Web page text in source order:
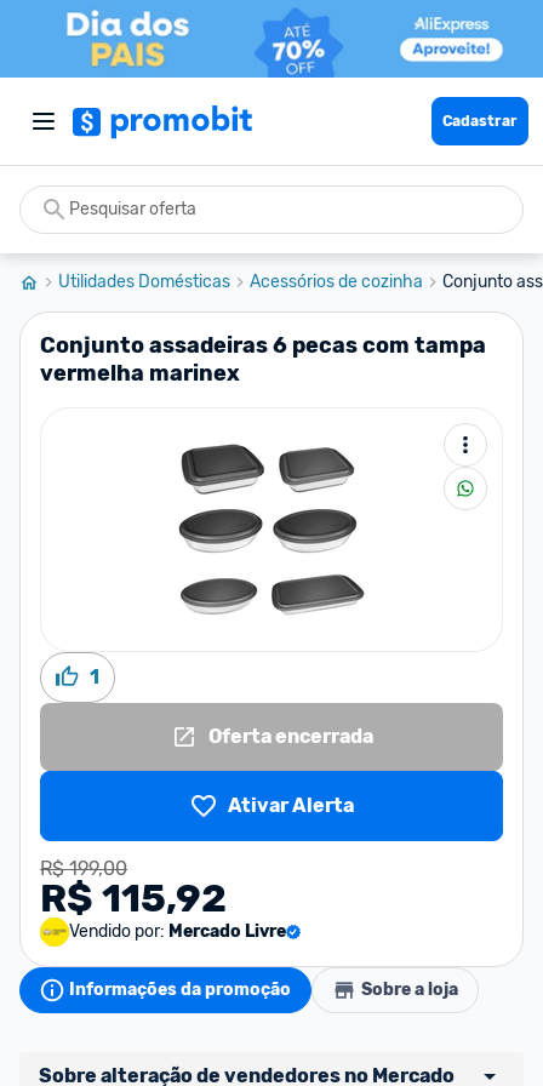
Cadastrar
Utilidades Domésticas Acessórios de cozinha Conjunto
Conjunto assadeiras 6 pecas com tampa
vermelha marinex
1
Oferta encerrada
Ativar Alerta
R$ 199,00
R$ 115,92
Vendido por: Mercado Livre
Informações da promoção Sobre a loja
Sobre alteração de vendedores no Mercado